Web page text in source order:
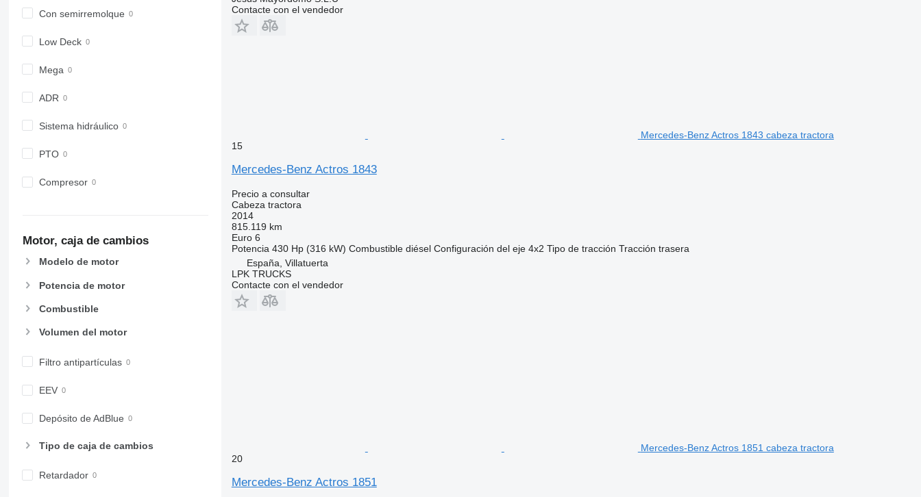
Con semirremolque
Low Deck
Mega
ADR
Sistema hidráulico
PTO
Compresor
Motor, caja de cambios
Modelo de motor
Potencia de motor
Combustible
Volumen del motor
Filtro antipartículas
EEV
Depósito de AdBlue
Tipo de caja de cambios
Retardador
Contacte con el vendedor
Mercedes-Benz Actros 1843 cabeza tractora
15
Mercedes-Benz Actros 1843
Precio a consultar
Cabeza tractora
2014
815.119 km
Euro 6
Potencia 430 Hp (316 kW) Combustible diésel Configuración del eje 4x2 Tipo de tracción Tracción trasera
España, Villatuerta
LPK TRUCKS
Contacte con el vendedor
Mercedes-Benz Actros 1851 cabeza tractora
20
Mercedes-Benz Actros 1851